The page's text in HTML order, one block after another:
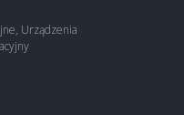
Urządzenia